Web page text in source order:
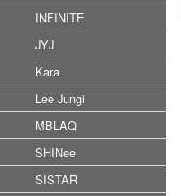
INFINITE
JYJ
Kara
Lee Jungi
MBLAQ
SHINee
SISTAR